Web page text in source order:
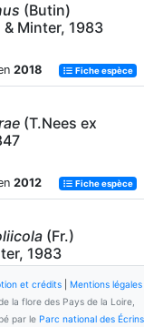
(Butin)
Minter, 1983
2018 Fiche espèce
(T.Nees ex
2012 Fiche espèce
(Fr.)
1983
2025 Fiche espèce
et crédits
Mentions légales
la flore des Pays de la Loire,
par le Parc national des Écrins